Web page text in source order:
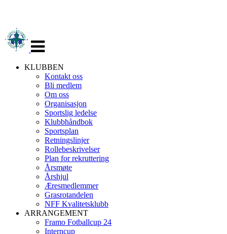
navigasjon
KLUBBEN
Kontakt oss
Bli medlem
Om oss
Organisasjon
Sportslig ledelse
Klubbhåndbok
Sportsplan
Retningslinjer
Rollebeskrivelser
Plan for rekruttering
Årsmøte
Årshjul
Æresmedlemmer
Grasrotandelen
NFF Kvalitetsklubb
ARRANGEMENT
Framo Fotballcup 24
Interncup